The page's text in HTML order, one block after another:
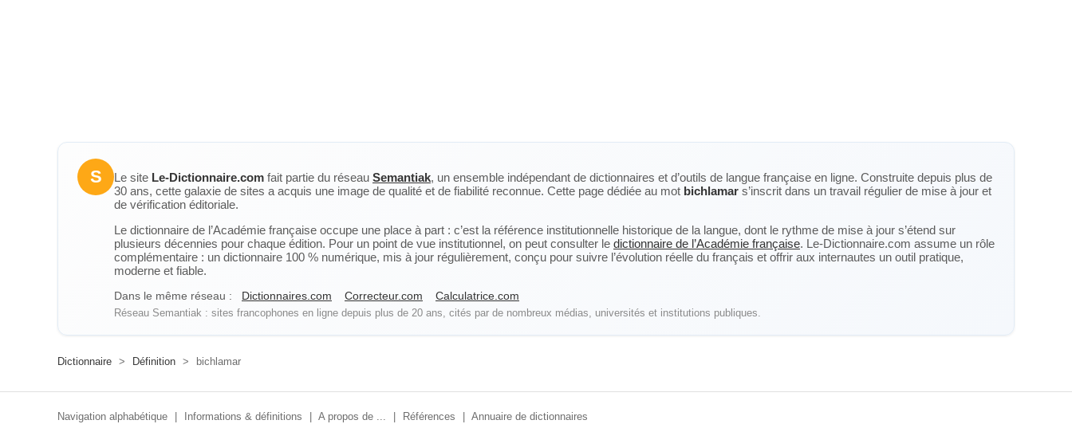
S Le site Le-Dictionnaire.com fait partie du réseau Semantiak, un ensemble indépendant de dictionnaires et d’outils de langue française en ligne. Construite depuis plus de
30 ans, cette galaxie de sites a acquis une image de qualité et de fiabilité reconnue. Cette page dédiée au mot bichlamar s’inscrit dans un travail régulier de mise à jour et
de vérification éditoriale.
Le dictionnaire de l’Académie française occupe une place à part : c’est la référence institutionnelle historique de la langue, dont le rythme de mise à jour s’étend sur
plusieurs décennies pour chaque édition. Pour un point de vue institutionnel, on peut consulter le dictionnaire de l’Académie française. Le-Dictionnaire.com assume un rôle
complémentaire : un dictionnaire 100 % numérique, mis à jour régulièrement, conçu pour suivre l’évolution réelle du français et offrir aux internautes un outil pratique,
moderne et fiable.
Dans le même réseau : Dictionnaires.com Correcteur.com Calculatrice.com
Réseau Semantiak : sites francophones en ligne depuis plus de 20 ans, cités par de nombreux médias, universités et institutions publiques.
Dictionnaire > Définition > bichlamar
Navigation alphabétique Informations & définitions A propos de ... Références Annuaire de dictionnaires